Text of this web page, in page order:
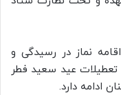
نماز در رسیدگی و
بر این اماکن در ایام نوروز 1402 و تعطیلات عید سعید فطر
ادامه دارد.